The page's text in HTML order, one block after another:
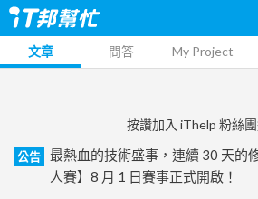
文章 問答 My Project
按讚加入 iThelp 粉絲
公告
最熱血的技術盛事，連續 30 天的
人賽】8 月 1 日賽事正式開啟！